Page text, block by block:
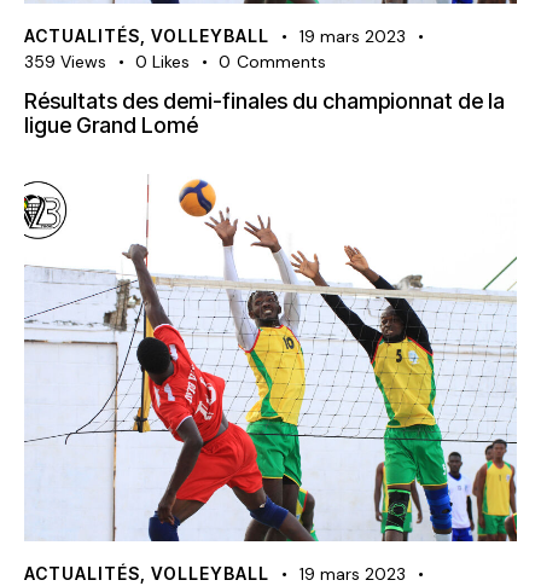
ACTUALITÉS VOLLEYBALL
19 mars 2023
359 Views 0 Likes 0 Comments
Résultats des demi-finales du championnat de la
ligue Grand Lomé
ACTUALITÉS VOLLEYBALL
19 mars 2023